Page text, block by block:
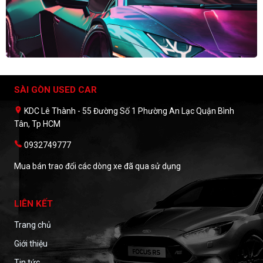
SÀI GÒN USED CAR
KDC Lê Thành - 55 Đường Số 1 Phường An Lạc Quận Bình
Tân, Tp HCM
0932749777
Mua bán trao đổi các dòng xe đã qua sử dụng
LIÊN KẾT
Trang chủ
Giới thiệu